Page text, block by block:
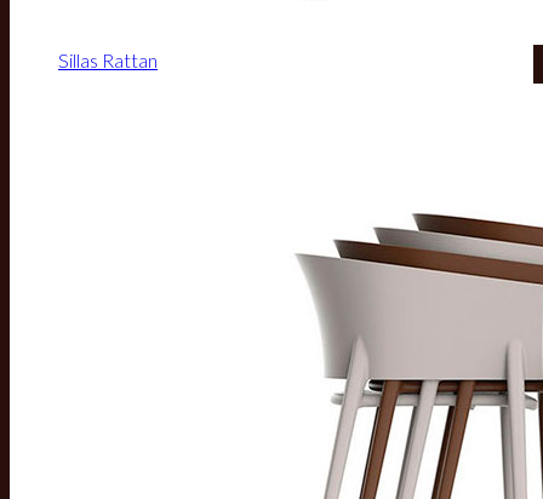
Sillas Rattan